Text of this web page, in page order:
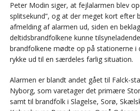
Peter Modin siger, at fejlalarmen blev
splitsekund”, og at der meget kort efter
afmelding af alarmen ud, siden en
deltidsbrandfolkene kunne
brandfolkene mødte op på stationerne i
rykke ud til en særdeles farlig situation.
Alarmen er blandt andet gået til Falck-
Nyborg, som varetager det primære
samt til brandfolk i Slagelse, Sorø,